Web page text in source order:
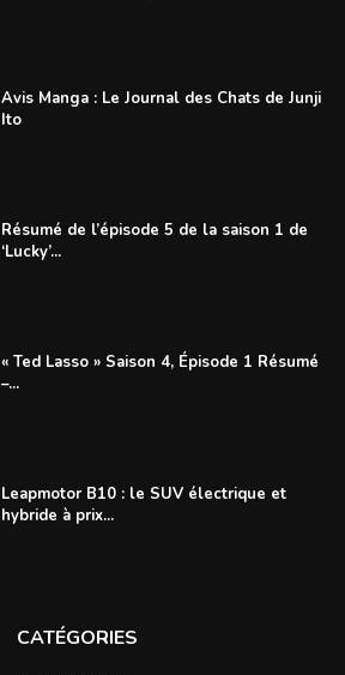
Avis Manga : Le Journal des Chats de Junji
Ito
Résumé de l’épisode 5 de la saison 1 de
‘Lucky’...
« Ted Lasso » Saison 4, Épisode 1 Résumé
–...
Leapmotor B10 : le SUV électrique et
hybride à prix...
CATÉGORIES